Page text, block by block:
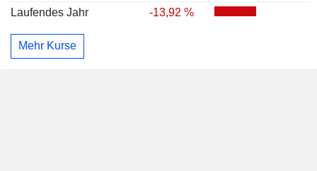
Laufendes Jahr
-13,92 %
Mehr Kurse